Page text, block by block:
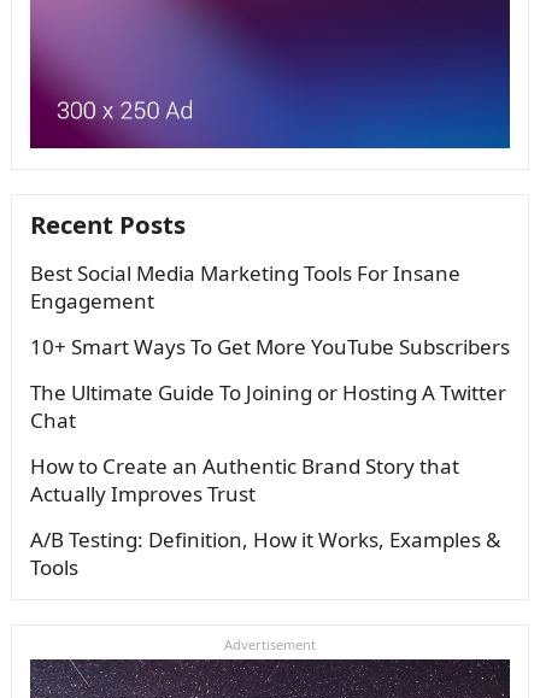
Recent Posts
Best Social Media Marketing Tools For Insane
Engagement
10+ Smart Ways To Get More YouTube Subscribers
The Ultimate Guide To Joining or Hosting A Twitter
Chat
How to Create an Authentic Brand Story that
Actually Improves Trust
A/B Testing: Definition, How it Works, Examples &
Tools
Advertisement